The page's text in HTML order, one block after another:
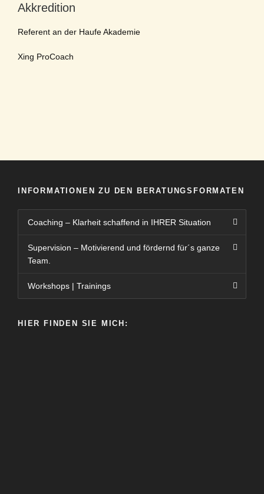
Akkredition
Referent an der Haufe Akademie
Xing ProCoach
INFORMATIONEN ZU DEN BERATUNGSFORMATEN
Coaching – Klarheit schaffend in IHRER Situation
Supervision – Motivierend und fördernd für´s ganze
Team.
Workshops | Trainings
HIER FINDEN SIE MICH: